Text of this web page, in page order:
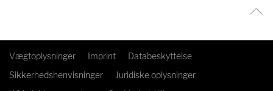
Vægtoplysninger Imprint
Databeskyttelse
Sikkerhedshenvisninger
Juridiske oplysninger